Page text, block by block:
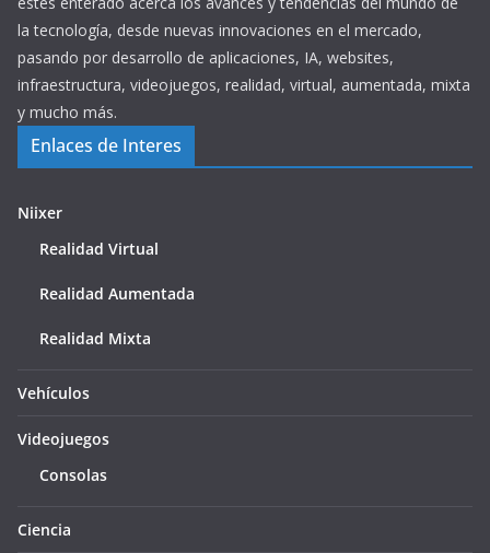
la tecnología, desde nuevas innovaciones en el mercado,
pasando por desarrollo de aplicaciones, IA, websites,
infraestructura, videojuegos, realidad, virtual, aumentada, mixta
y mucho más.
Enlaces de Interes
Niixer
Realidad Virtual
Realidad Aumentada
Realidad Mixta
Vehículos
Videojuegos
Consolas
Ciencia